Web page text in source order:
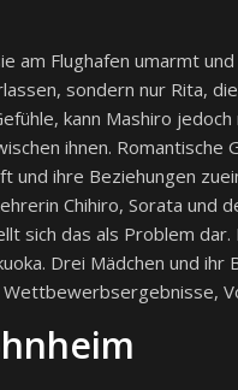
am Flughafen umarmt
sondern nur Rita,
kann Mashiro
ihnen. Romantische
und ihre Beziehungen
Chihiro, Sorata und
sich das als Problem
Drei Mädchen und